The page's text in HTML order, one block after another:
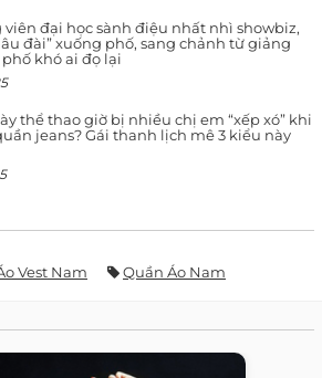
viên đại học sành điệu nhất nhì showbiz,
đài” xuống phố, sang chảnh từ giảng
khó ai đọ lại
thể thao giờ bị nhiều chị em “xếp xó” khi
jeans? Gái thanh lịch mê 3 kiểu này
Vest Nam Quần Áo Nam